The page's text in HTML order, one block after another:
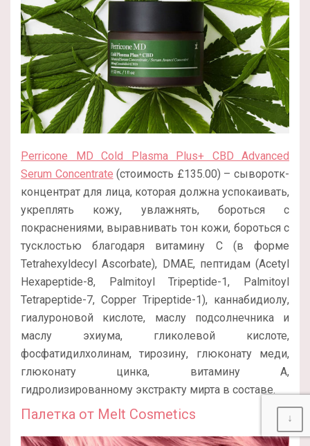
Perricone MD Cold Plasma Plus+ CBD Advanced
Serum Concentrate (стоимость £135.00) – сыворотк-
концентрат для лица, которая должна успокаивать,
укреплять кожу, увлажнять, бороться с
покраснениями, выравнивать тон кожи, бороться с
тусклостью благодаря витамину С (в форме
Tetrahexyldecyl Ascorbate), DMAE, пептидам (Acetyl
Hexapeptide-8, Palmitoyl Tripeptide-1, Palmitoyl
Tetrapeptide-7, Copper Tripeptide-1), каннабидиолу,
гиалуроновой кислоте, маслу подсолнечника и
маслу эхиума, гликолевой кислоте,
фосфатидилхолинам, тирозину, глюконату меди,
глюконату цинка, витамину А,
гидролизированному экстракту мирта в составе.
Палетка от Melt Cosmetics ↓